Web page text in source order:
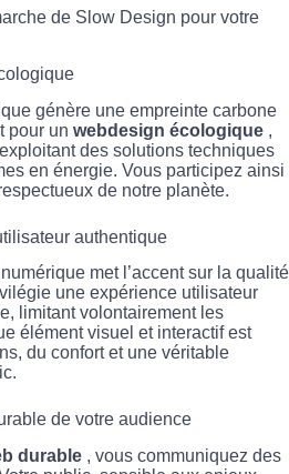
de Slow Design pour votre
génère une empreinte carbone
pour un webdesign écologique ,
des solutions techniques
en énergie. Vous participez ainsi
de notre planète.
authentique
met l’accent sur la qualité
une expérience utilisateur
limitant volontairement les
élément visuel et interactif est
du confort et une véritable
de votre audience
durable , vous communiquez des